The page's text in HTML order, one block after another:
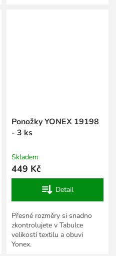
Ponožky YONEX 19198
- 3 ks
Skladem
449 Kč
Detail
Přesné rozměry si snadno
zkontrolujete v Tabulce
velikostí textilu a obuvi
Yonex.